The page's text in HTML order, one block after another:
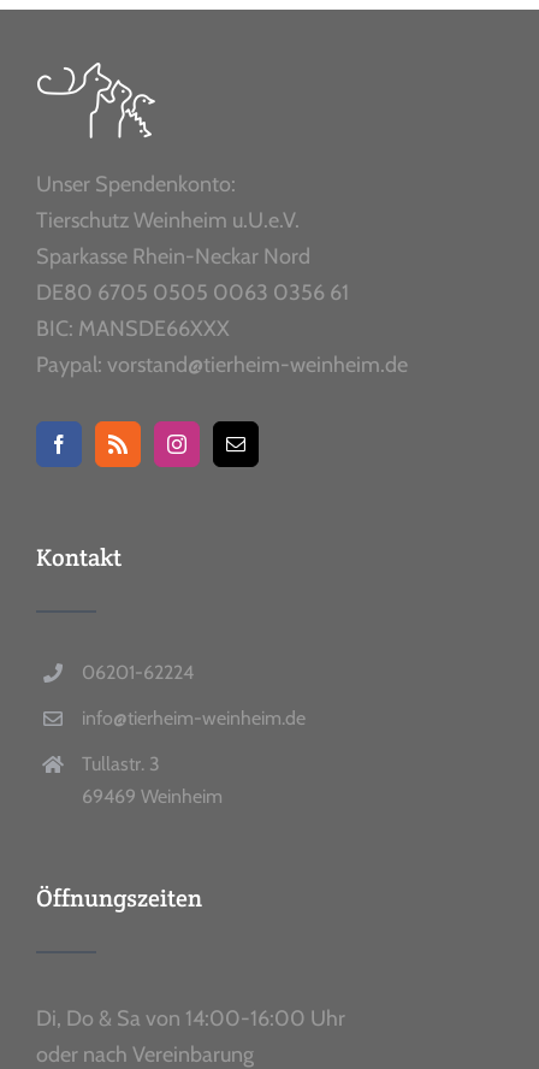
Unser Spendenkonto:
Tierschutz Weinheim u.U.e.V.
Sparkasse Rhein-Neckar Nord
DE80 6705 0505 0063 0356 61
BIC: MANSDE66XXX
Paypal: vorstand@tierheim-weinheim.de
Kontakt
06201-62224
info@tierheim-weinheim.de
Tullastr. 3
69469 Weinheim
Öffnungszeiten
Di, Do & Sa von 14:00-16:00 Uhr
oder nach Vereinbarung